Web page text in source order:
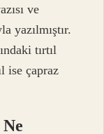
ve
yazılmıştır.
tırtıl
ise çapraz